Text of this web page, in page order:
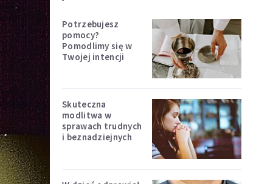
Potrzebujesz
pomocy?
Pomodlimy się w
Twojej intencji
Skuteczna
modlitwa w
sprawach trudnych
i beznadziejnych